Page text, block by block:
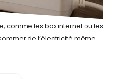
comme les box internet ou les
de l’électricité même